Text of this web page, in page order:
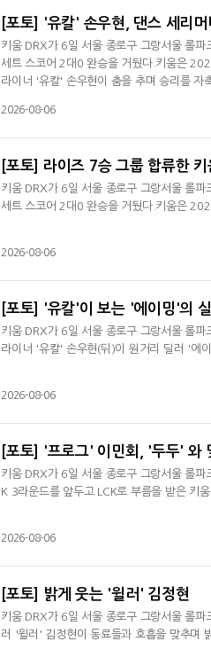
[포토] '유칼' 손우현, 댄스 세리머
키움 DRX가 6일 서울 종로구 그랑서울 롤
세트 스코어 2대0 완승을 거뒀다.키움은
라이너 '유칼' 손우현이 춤을 추며 승리를 자
2026-08-06
[포토] 라이즈 7승 그룹 합류한
키움 DRX가 6일 서울 종로구 그랑서울 롤
세트 스코어 2대0 완승을 거뒀다.키움은
2026-08-06
[포토] '유칼'이 보는 '에이밍'의
키움 DRX가 6일 서울 종로구 그랑서울 롤
라이너 '유칼' 손우현(뒤)이 원거리 딜러 '에
2026-08-06
[포토] '프로그' 이민회, '두두' 와
키움 DRX가 6일 서울 종로구 그랑서울 롤
K 3라운드를 앞두고 LCK로 부름을 받은 키
2026-08-06
[포토] 밝게 웃는 '윌러' 김정현
키움 DRX가 6일 서울 종로구 그랑서울 롤
러 '윌러' 김정현이 동료들과 호흡을 맞추며